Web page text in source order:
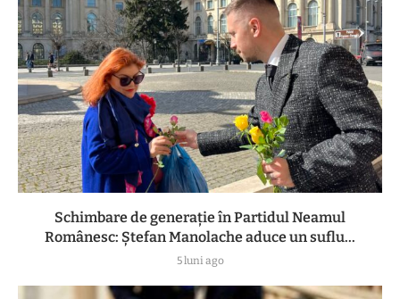
Schimbare de generație în Partidul Neamul
Românesc: Ștefan Manolache aduce un suflu...
5 luni ago